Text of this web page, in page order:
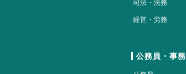
司法・法務
経営・労務
公務員・事務